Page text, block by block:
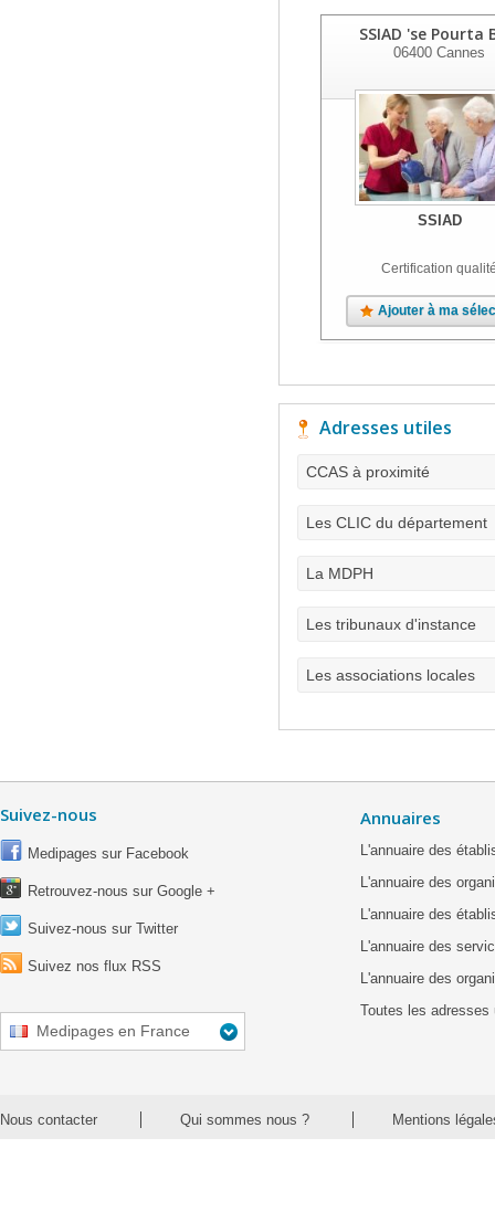
SSIAD 'se Pourta
06400 Cannes
SSIAD
Certification
Ajouter à ma
Adresses utiles
CCAS à proximité
Les CLIC du département
La MDPH
Les tribunaux d'instance
Les associations locales
Suivez-nous
Medipages sur Facebook
Retrouvez-nous sur Google +
Suivez-nous sur Twitter
Suivez nos flux RSS
Medipages en France
Annuaires
L'annuaire des
L'annuaire des
L'annuaire des
L'annuaire des
L'annuaire des
Toutes les adresses
Nous contacter Qui sommes nous ? Mentions